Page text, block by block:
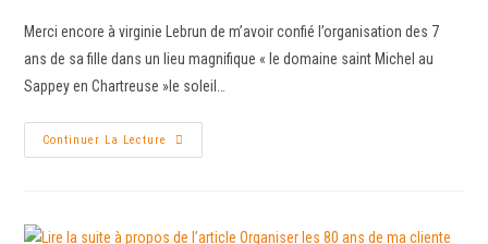
Merci encore à virginie Lebrun de m’avoir confié l’organisation des 7
ans de sa fille dans un lieu magnifique « le domaine saint Michel au
Sappey en Chartreuse »le soleil…
Continuer La Lecture